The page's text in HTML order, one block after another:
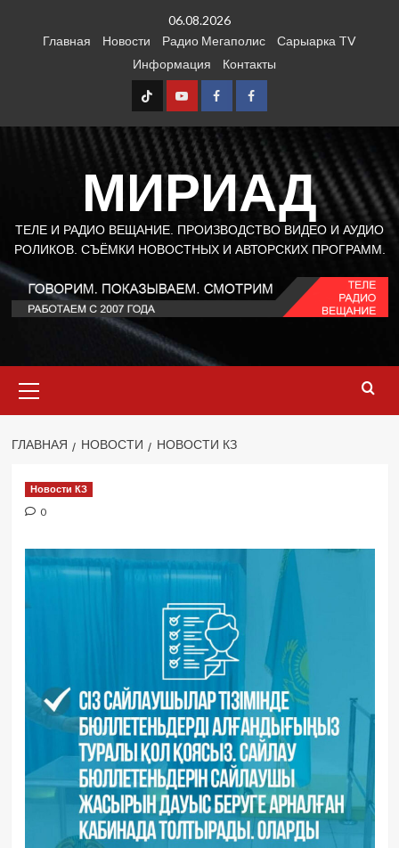
06.08.2026
Главная
Новости Радио Мегаполис
Сарыарка TV
Информация
Контакты
TT Youtube
FB1 FB2
МИРИАД
ТЕЛЕ И РАДИО ВЕЩАНИЕ. ПРОИЗВОДСТВО ВИДЕО И АУДИО
РОЛИКОВ. СЪЁМКИ НОВОСТНЫХ И АВТОРСКИХ ПРОГРАММ.
меню
ГЛАВНАЯ НОВОСТИ НОВОСТИ КЗ
Новости КЗ
0